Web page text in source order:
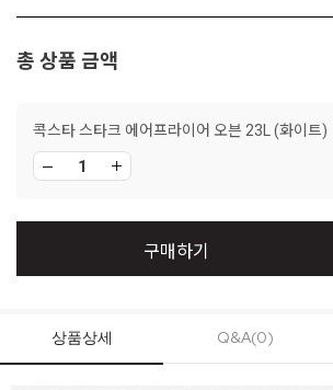
총 상품 금액
콕스타 스타크 에어프라이어 오븐 23L (화이트)
구매하기
상품상세 Q&A(0)